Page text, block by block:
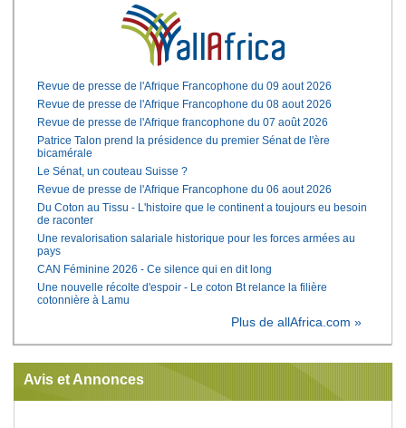
Revue de presse de l'Afrique Francophone du 09 aout 2026
Revue de presse de l'Afrique Francophone du 08 aout 2026
Revue de presse de l'Afrique francophone du 07 août 2026
Patrice Talon prend la présidence du premier Sénat de l'ère
bicamérale
Le Sénat, un couteau Suisse ?
Revue de presse de l'Afrique Francophone du 06 aout 2026
Du Coton au Tissu - L'histoire que le continent a toujours eu besoin
de raconter
Une revalorisation salariale historique pour les forces armées au
pays
CAN Féminine 2026 - Ce silence qui en dit long
Une nouvelle récolte d'espoir - Le coton Bt relance la filière
cotonnière à Lamu
Plus de allAfrica.com »
Avis et Annonces